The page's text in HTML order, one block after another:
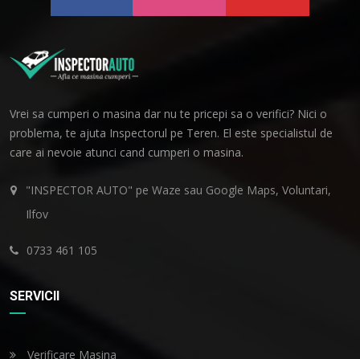
Vrei sa cumperi o masina dar nu te pricepi sa o verifici? Nici o
problema, te ajuta Inspectorul pe Teren. El este specialistul de
care ai nevoie atunci cand cumperi o masina.
"INSPECTOR AUTO" pe Waze sau Google Maps, Voluntari,
Ilfov
0733 461 105
SERVICII
Verificare Masina